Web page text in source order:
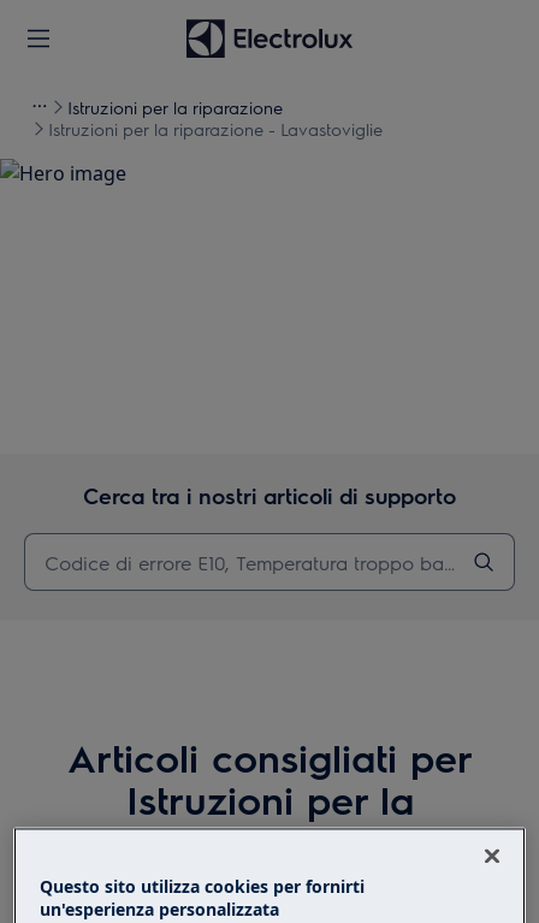
Istruzioni per la riparazione
Istruzioni per la riparazione - Lavastoviglie
Cerca tra i nostri articoli di supporto
Articoli consigliati per
Istruzioni per la
riparazione -
Lavastoviglie
Questo sito utilizza cookies per fornirti
un'esperienza personalizzata